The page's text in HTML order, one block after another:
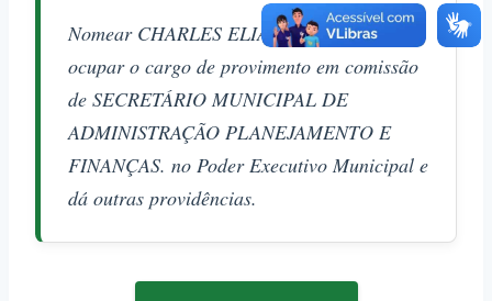
Nomear CHARLES ELIAS MATTOS, para
ocupar o cargo de provimento em comissão
de SECRETÁRIO MUNICIPAL DE
ADMINISTRAÇÃO PLANEJAMENTO E
FINANÇAS. no Poder Executivo Municipal e
dá outras providências.